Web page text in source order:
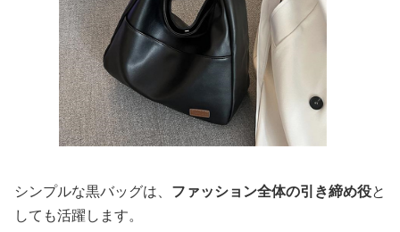
シンプルな黒バッグは、 ファッション全体の引き締め役と
しても活躍します。